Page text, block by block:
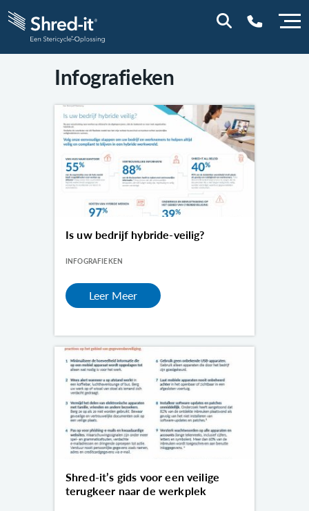
Infografieken
Is uw bedrijf hybride-veilig?
INFOGRAFIEKEN
Leer Meer
Shred-it’s gids voor een veilige
terugkeer naar de werkplek